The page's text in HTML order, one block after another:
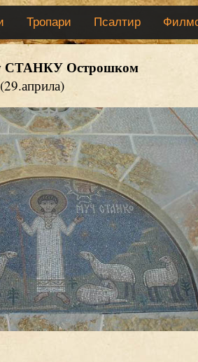
Тропари Псалтир
СТАНКУ Острошком